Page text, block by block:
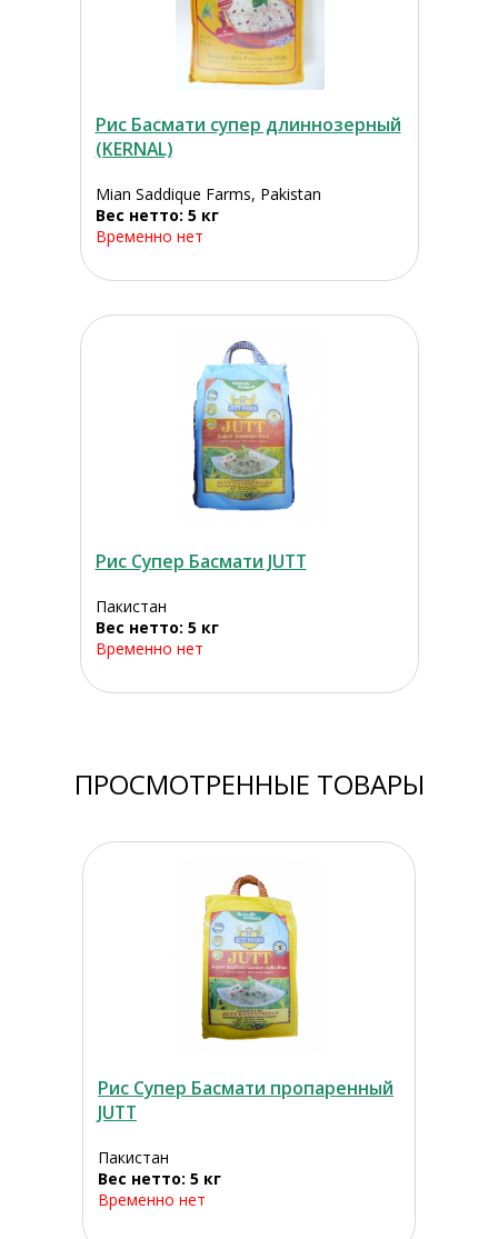
Рис Басмати супер длиннозерный
(KERNAL)
Mian Saddique Farms, Pakistan
Вес нетто: 5 кг
Временно нет
Рис Супер Басмати JUTT
Пакистан
Вес нетто: 5 кг
Временно нет
ПРОСМОТРЕННЫЕ ТОВАРЫ
Рис Супер Басмати пропаренный
JUTT
Пакистан
Вес нетто: 5 кг
Временно нет